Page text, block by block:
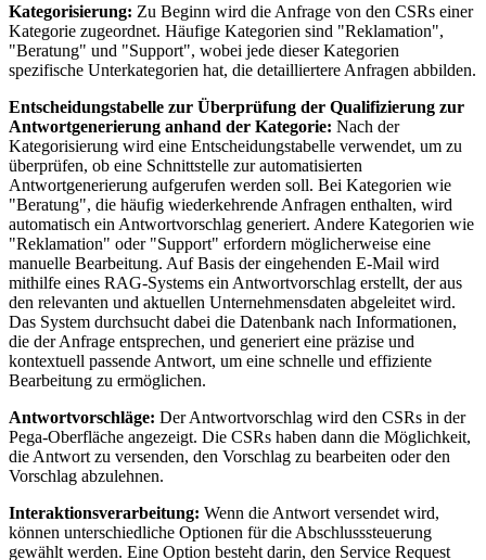
Kategorisierung: Zu Beginn wird die Anfrage von den CSRs einer
Kategorie zugeordnet. Häufige Kategorien sind "Reklamation",
"Beratung" und "Support", wobei jede dieser Kategorien
spezifische Unterkategorien hat, die detailliertere Anfragen abbilden.
Entscheidungstabelle zur Überprüfung der Qualifizierung zur
Antwortgenerierung anhand der Kategorie: Nach der
Kategorisierung wird eine Entscheidungstabelle verwendet, um zu
überprüfen, ob eine Schnittstelle zur automatisierten
Antwortgenerierung aufgerufen werden soll. Bei Kategorien wie
"Beratung", die häufig wiederkehrende Anfragen enthalten, wird
automatisch ein Antwortvorschlag generiert. Andere Kategorien wie
"Reklamation" oder "Support" erfordern möglicherweise eine
manuelle Bearbeitung. Auf Basis der eingehenden E-Mail wird
mithilfe eines RAG-Systems ein Antwortvorschlag erstellt, der aus
den relevanten und aktuellen Unternehmensdaten abgeleitet wird.
Das System durchsucht dabei die Datenbank nach Informationen,
die der Anfrage entsprechen, und generiert eine präzise und
kontextuell passende Antwort, um eine schnelle und effiziente
Bearbeitung zu ermöglichen.
Antwortvorschläge: Der Antwortvorschlag wird den CSRs in der
Pega-Oberfläche angezeigt. Die CSRs haben dann die Möglichkeit,
die Antwort zu versenden, den Vorschlag zu bearbeiten oder den
Vorschlag abzulehnen.
Interaktionsverarbeitung: Wenn die Antwort versendet wird,
können unterschiedliche Optionen für die Abschlusssteuerung
gewählt werden. Eine Option besteht darin, den Service Request